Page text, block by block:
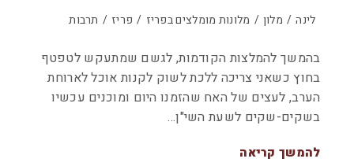
לינה / מלון / מלונות מומלצים בפריז / פריז / תרבות
בהמשך להמלצות הקודמות, לגשם שמתעקש לטפטף
בחוץ כשאני צריכה ללכת לשוק לקנות אוכל לארוחת
הערב, לעצים של האח שהזמנו היום ומוכנים עכשיו
בשקים-שקים לשעת השי"ן…
להמשך קריאה